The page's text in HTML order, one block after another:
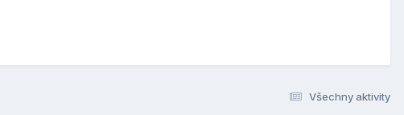
Všechny aktivity